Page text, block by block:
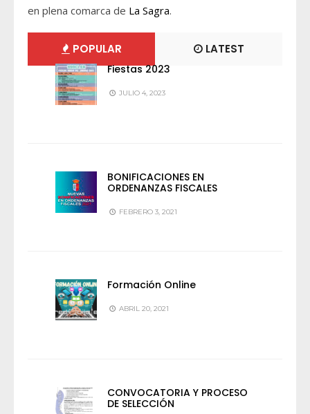
en plena comarca de La Sagra.
POPULAR LATEST
Fiestas 2023
JULIO 4, 2023
BONIFICACIONES EN
ORDENANZAS FISCALES
FEBRERO 3, 2021
Formación Online
ABRIL 20, 2021
CONVOCATORIA Y PROCESO
DE SELECCIÓN